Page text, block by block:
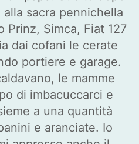
sacra pennichella
Prinz, Simca, Fiat 127
dai cofani le cerate
portiere e garage.
le mamme
di imbacuccarci e
a una quantità
e aranciate. Io